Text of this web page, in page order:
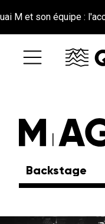
M et son équipe :